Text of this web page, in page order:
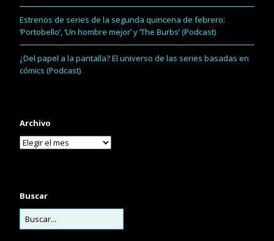
Estrenos de series de la segunda quincena de febrero:
‘Portobello’, ‘Un hombre mejor’ y ‘The Burbs’ (Podcast)
¿Del papel a la pantalla? El universo de las series basadas en
cómics (Podcast)
Archivo
Buscar